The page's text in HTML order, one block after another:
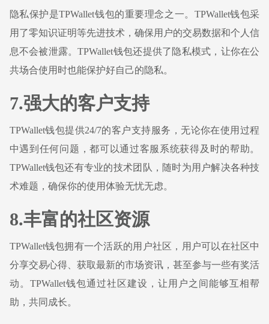
隐私保护是TPWallet钱包的重要理念之一。TPWallet钱包采
用了零知识证明等先进技术，确保用户的交易数据和个人信
息不会被泄露。TPWallet钱包还提供了隐私模式，让你在公
共场合使用时也能保护好自己的隐私。
7.强大的客户支持
TPWallet钱包提供24/7的客户支持服务，无论你在使用过程
中遇到任何问题，都可以通过客服系统获得及时的帮助。
TPWallet钱包还有专业的技术团队，随时为用户解决各种技
术难题，确保你的使用体验无忧无虑。
8.丰富的社区资源
TPWallet钱包拥有一个活跃的用户社区，用户可以在社区中
分享交易心得、获取最新的市场资讯，甚至参与一些有奖活
动。TPWallet钱包通过社区建设，让用户之间能够互相帮
助，共同成长。